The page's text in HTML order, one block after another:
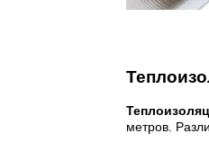
метров.